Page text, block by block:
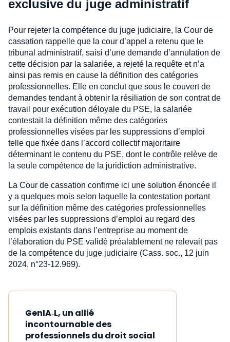
exclusive du juge administratif
Pour rejeter la compétence du juge judiciaire, la Cour de
cassation rappelle que la cour d’appel a retenu que le
tribunal administratif, saisi d’une demande d’annulation de
cette décision par la salariée, a rejeté la requête et n’a
ainsi pas remis en cause la définition des catégories
professionnelles. Elle en conclut que sous le couvert de
demandes tendant à obtenir la résiliation de son contrat de
travail pour exécution déloyale du PSE, la salariée
contestait la définition même des catégories
professionnelles visées par les suppressions d’emploi
telle que fixée dans l’accord collectif majoritaire
déterminant le contenu du PSE, dont le contrôle relève de
la seule compétence de la juridiction administrative.
La Cour de cassation confirme ici une solution énoncée il
y a quelques mois selon laquelle la contestation portant
sur la définition même des catégories professionnelles
visées par les suppressions d’emploi au regard des
emplois existants dans l’entreprise au moment de
l’élaboration du PSE validé préalablement ne relevait pas
de la compétence du juge judiciaire (Cass. soc., 12 juin
2024, n°23-12.969).
GenIA‑L, un allié
incontournable des
professionnels du droit social